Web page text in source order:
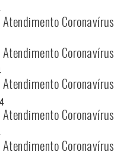
Coronavírus
Coronavírus
Coronavírus
Coronavírus
Coronavírus